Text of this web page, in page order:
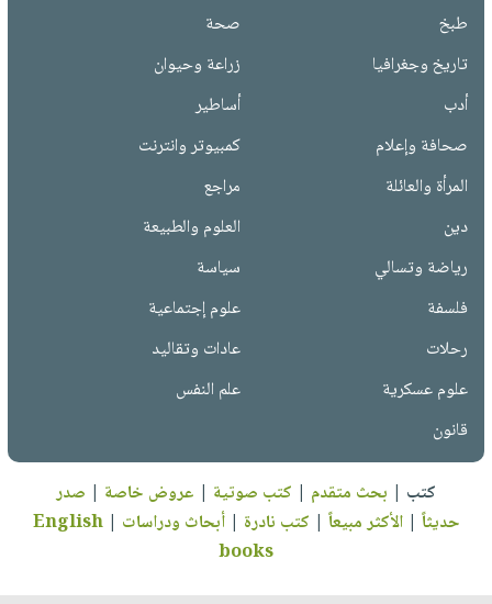
طبخ
صحة
تاريخ وجغرافيا
زراعة وحيوان
أدب
أساطير
صحافة وإعلام
كمبيوتر وانترنت
المرأة والعائلة
مراجع
دين
العلوم والطبيعة
رياضة وتسالي
سياسة
فلسفة
علوم إجتماعية
رحلات
عادات وتقاليد
علوم عسكرية
علم النفس
قانون
كتب | بحث متقدم | كتب صوتية | عروض خاصة | صدر
حديثاً |الأكثر مبيعاً | كتب نادرة |أبحاث ودراسات |
English
books